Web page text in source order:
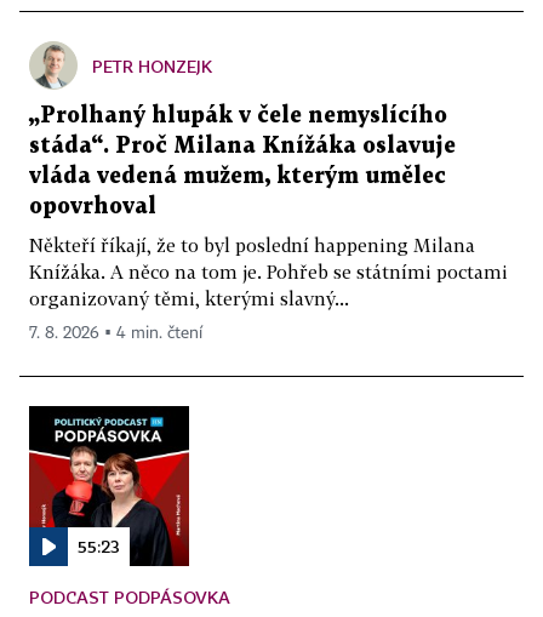
PETR HONZEJK
„Prolhaný hlupák v čele nemyslícího
stáda“. Proč Milana Knížáka oslavuje
vláda vedená mužem, kterým umělec
opovrhoval
Někteří říkají, že to byl poslední happening Milana
Knížáka. A něco na tom je. Pohřeb se státními poctami
organizovaný těmi, kterými slavný...
7. 8. 2026 ▪ 4 min. čtení
55:23
PODCAST PODPÁSOVKA